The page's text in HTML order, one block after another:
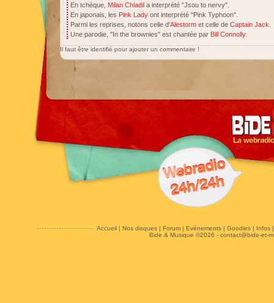
En tchèque, Milan Chladil a interprété "Jsou to nervy".
En japonais, les Pink Lady ont interprété "Pink Typhoon".
Parmi les reprises, notons celle d'Alestorm et celle de Captain Jack
Une parodie, "In the brownies" est chantée par Bill Connolly.
Il faut être identifié pour ajouter un commentaire !
Accueil| Nos disques| Forum| Evénements| Goodies| Infos
Bide & Musique ©2026 - contact@bide-et-